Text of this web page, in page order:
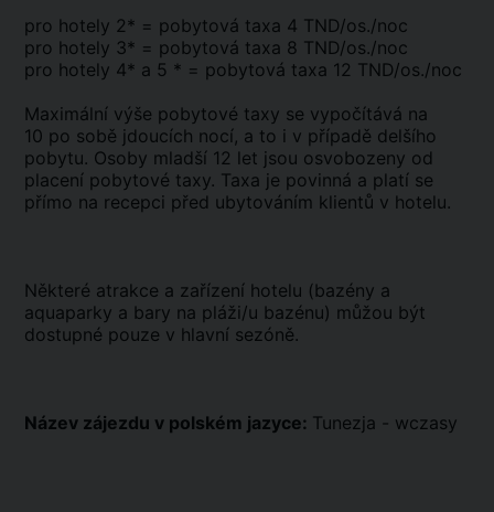
pro hotely 2* = pobytová taxa 4 TND/os./noc
pro hotely 3* = pobytová taxa 8 TND/os./noc
pro hotely 4* a 5 * = pobytová taxa 12 TND/os./noc
Maximální výše pobytové taxy se vypočítává na
10 po sobě jdoucích nocí, a to i v případě delšího
pobytu. Osoby mladší 12 let jsou osvobozeny od
placení pobytové taxy. Taxa je povinná a platí se
přímo na recepci před ubytováním klientů v hotelu.
Některé atrakce a zařízení hotelu (bazény a
aquaparky a bary na pláži/u bazénu) můžou být
dostupné pouze v hlavní sezóně.
Název zájezdu v polském jazyce: Tunezja - wczasy